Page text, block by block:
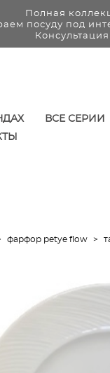
Полная
посуду под
ВСЕ СЕРИИ
фарфор petye flow >